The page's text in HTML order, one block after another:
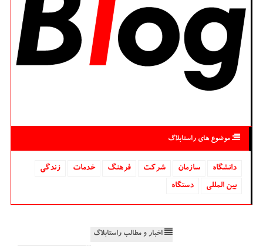
موضوع های راستابلاگ
دانشگاه‌ سازمان شركت فرهنگ خدمات
زندگی
بین المللی
دستگاه
اخبار و مطالب راستابلاگ